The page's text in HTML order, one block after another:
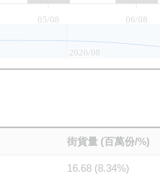
05/08 06/08
2026/08
街貨量 (百萬份/%)
16.68 (8.34%)